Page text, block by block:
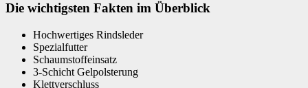
Die wichtigsten Fakten im Überblick
Hochwertiges Rindsleder
Spezialfutter
Schaumstoffeinsatz
3-Schicht Gelpolsterung
Klettverschluss